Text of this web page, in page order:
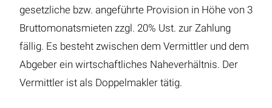
gesetzliche bzw. angeführte Provision in Höhe von 3
Bruttomonatsmieten zzgl. 20% Ust. zur Zahlung
fällig. Es besteht zwischen dem Vermittler und dem
Abgeber ein wirtschaftliches Naheverhältnis. Der
Vermittler ist als Doppelmakler tätig.